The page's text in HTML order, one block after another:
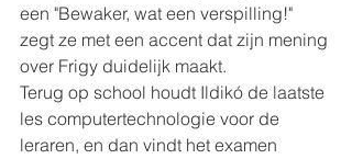
een "Bewaker, wat een verspilling!"
zegt ze met een accent dat zijn mening
over Frigy duidelijk maakt.
Terug op school houdt Ildikó de laatste
les computertechnologie voor de
leraren, en dan vindt het examen